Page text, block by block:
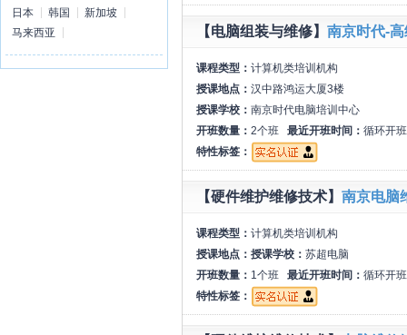
日本
韩国
新加坡
马来西亚
【电脑组装与维修】 南京时代-
课程类型： 计算机类培训机构
授课地点： 汉中路鸿运大厦3楼
授课学校： 南京时代电脑培训中心
开班数量： 2个班 最近开班时间： 循环开班
特性标签：
【硬件维护维修技术】 南京电脑
课程类型： 计算机类培训机构
授课地点： 授课学校： 苏超电脑
开班数量： 1个班 最近开班时间： 循环开班
特性标签：